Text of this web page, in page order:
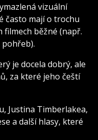
vizuální
často mají o trochu
filmech běžné (např.
je docela dobrý, ale
za které jeho čeští
Justina Timberlakea,
a další hlasy, které